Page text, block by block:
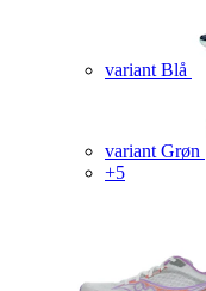
variant Blå
variant Grøn
+5